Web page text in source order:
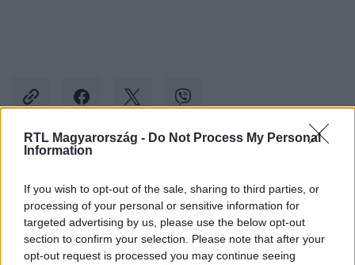
RTL Magyarország - Do Not Process My Personal
Information
If you wish to opt-out of the sale, sharing to third parties, or
processing of your personal or sensitive information for
targeted advertising by us, please use the below opt-out
section to confirm your selection. Please note that after your
opt-out request is processed you may continue seeing
Facebookon is!
Követem